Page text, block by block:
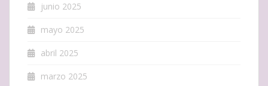
junio 2025
mayo 2025
abril 2025
marzo 2025